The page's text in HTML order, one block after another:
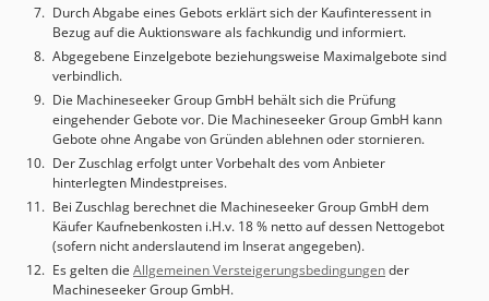
Durch Abgabe eines Gebots erklärt sich der Kaufinteressent in
Bezug auf die Auktionsware als fachkundig und informiert.
Abgegebene Einzelgebote beziehungsweise Maximalgebote sind
verbindlich.
Die Machineseeker Group GmbH behält sich die Prüfung
eingehender Gebote vor. Die Machineseeker Group GmbH kann
Gebote ohne Angabe von Gründen ablehnen oder stornieren.
Der Zuschlag erfolgt unter Vorbehalt des vom Anbieter
hinterlegten Mindestpreises.
Bei Zuschlag berechnet die Machineseeker Group GmbH dem
Käufer Kaufnebenkosten i.H.v. 18 % netto auf dessen Nettogebot
(sofern nicht anderslautend im Inserat angegeben).
Es gelten die Allgemeinen Versteigerungsbedingungender
Machineseeker Group GmbH.